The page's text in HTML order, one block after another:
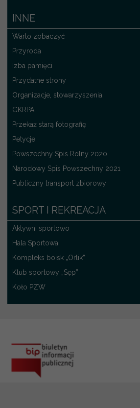
INNE
Warto zobaczyć
Przyroda
Izba pamięci
Przydatne strony
Organizacje, stowarzyszenia
GKRPA
Przekaż starą fotografię
Petycje
Powszechny Spis Rolny 2020
Narodowy Spis Powszechny 2021
Publiczny transport zbiorowy
SPORT I REKREACJA
Aktywni sportowo
Hala Sportowa
Kompleks boisk „Orlik”
Klub sportowy „Sęp”
Koło PZW